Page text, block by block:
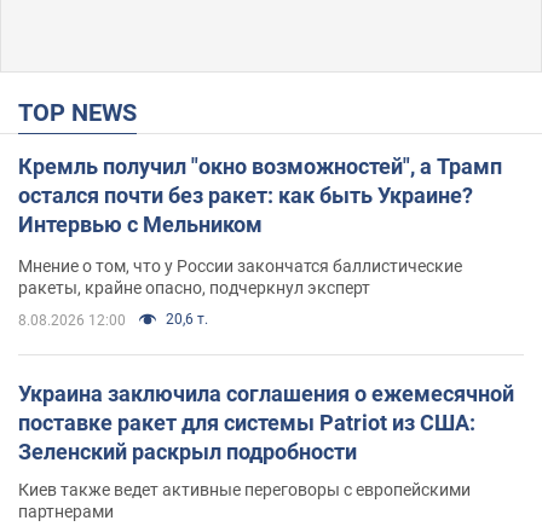
TOP NEWS
Кремль получил "окно возможностей", а Трамп
остался почти без ракет: как быть Украине?
Интервью с Мельником
Мнение о том, что у России закончатся баллистические
ракеты, крайне опасно, подчеркнул эксперт
8.08.2026 12:00 20,6 т.
Украина заключила соглашения о ежемесячной
поставке ракет для системы Patriot из США:
Зеленский раскрыл подробности
Киев также ведет активные переговоры с европейскими
партнерами